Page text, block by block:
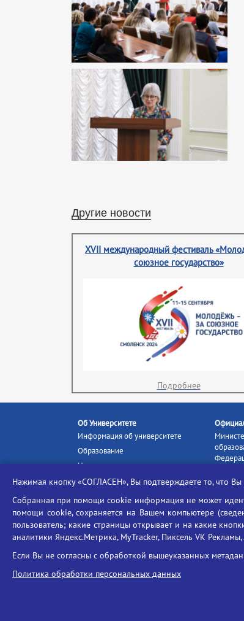
Другие новости
XVII международный фестиваль
союзное государство»
Подробнее
Об Университете
Информация об университете
Образование
Наука и инновации
Абитуриенту
Ассоциация выпускников
Центр тестирования
иностранных граждан
Конкурс на замещение
должностей научно-
педагогических работников
Портал
Единая
Нажимая кнопку «СОГЛАСЕН», Вы подтверждаете то, что
Собранная при помощи cookie информация не может
помощи cookie, сохраняется на Вашем компьютере
пользователь; какие страницы открывает и на какие
аналитики Яндекс.Метрика, MyTracker, Пиксель VK
Если Вы не согласны с обработкой вышеуказанных
Политика обработки персональных данных